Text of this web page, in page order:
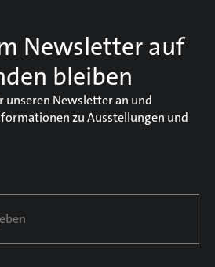
Newsletter auf
bleiben
unseren Newsletter an und
zu Ausstellungen und